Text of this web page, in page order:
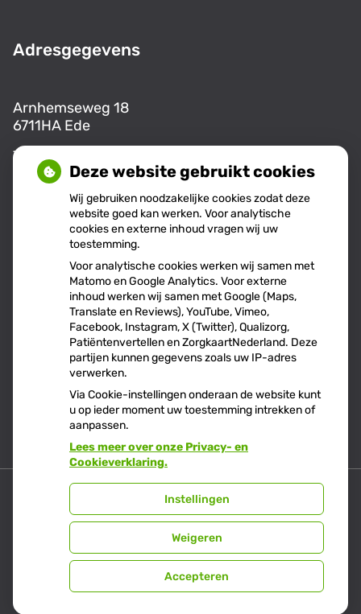
Adresgegevens
Arnhemseweg 18
6711HA Ede
Tel:
0318-255555
E-mail: info@aw18.nl
Openingstijden
Maandag:
08.00 - 17.00
Dinsdag:
08:00 - 17:00
Donderdag:
09.00 - 14:00
Uw Zorg Online|Beheer
Cookie-instellingen
Voorwaarden
Deze website gebruikt cookies
Wij gebruiken noodzakelijke cookies zodat deze
website goed kan werken. Voor analytische
cookies en externe inhoud vragen wij uw
toestemming.
Voor analytische cookies werken wij samen met
Matomo en Google Analytics. Voor externe
inhoud werken wij samen met Google (Maps,
Translate en Reviews), YouTube, Vimeo,
Facebook, Instagram, X (Twitter), Qualizorg,
Patiëntenvertellen en ZorgkaartNederland. Deze
partijen kunnen gegevens zoals uw IP-adres
verwerken.
Via Cookie-instellingen onderaan de website kunt
u op ieder moment uw toestemming intrekken of
aanpassen.
Lees meer over onze Privacy- en
Cookieverklaring.
Instellingen
Weigeren
Accepteren